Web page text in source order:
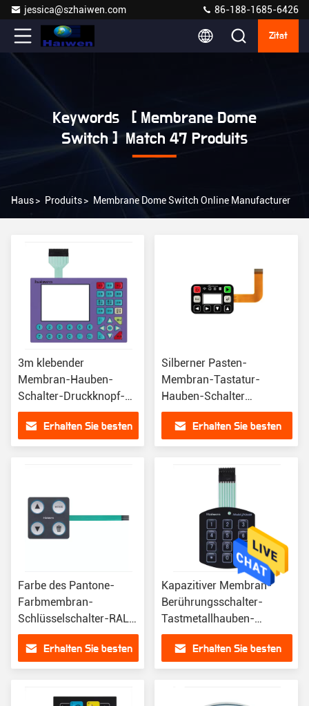
jessica@szhaiwen.com 86-188-1685-6426
Zitat
Keywords [ Membrane Dome
Switch ] Match 47 Produits
Haus> Produits> Membrane Dome Switch Online Manufacturer
3m klebender
Membran-Hauben-
Schalter-Druckknopf-
flexible Membran-
TastaturErhalten Sie besten
Silberner Pasten-
Membran-Tastatur-
Hauben-Schalter
ausgezeichneter
Wearability mit LED
Erhalten Sie besten
Farbe des Pantone-
Farbmembran-
Schlüsselschalter-RAL
mit Tastmetallhaube
Erhalten Sie besten
Kapazitiver Membran-
Berührungsschalter-
Tastmetallhauben-
Membranschalter
Erhalten Sie besten